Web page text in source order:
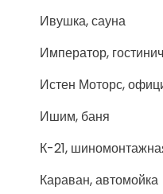
Ивушка, сауна
Император,
Истен Моторс,
Ишим, баня
К-21,
Караван, автомойка